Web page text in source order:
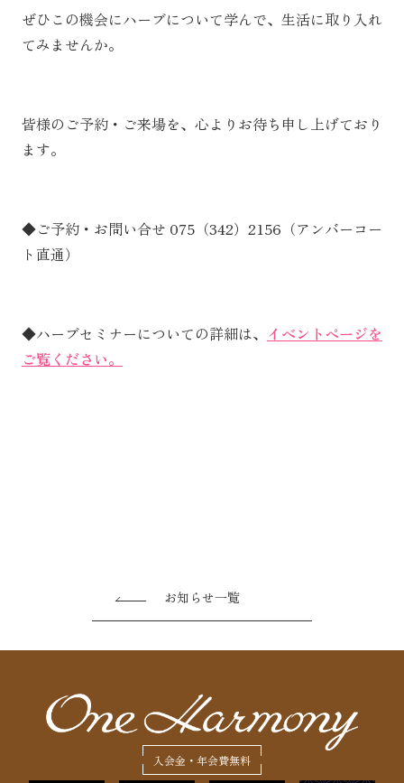
ぜひこの機会にハーブについて学んで、生活に取り入れ
てみませんか。
皆様のご予約・ご来場を、心よりお待ち申し上げており
ます。
◆ご予約・お問い合せ 075（342）2156（アンバーコー
ト直通）
◆ハーブセミナーについての詳細は、 イベントページを
ご覧ください。
お知らせ一覧
入会金・年会費無料